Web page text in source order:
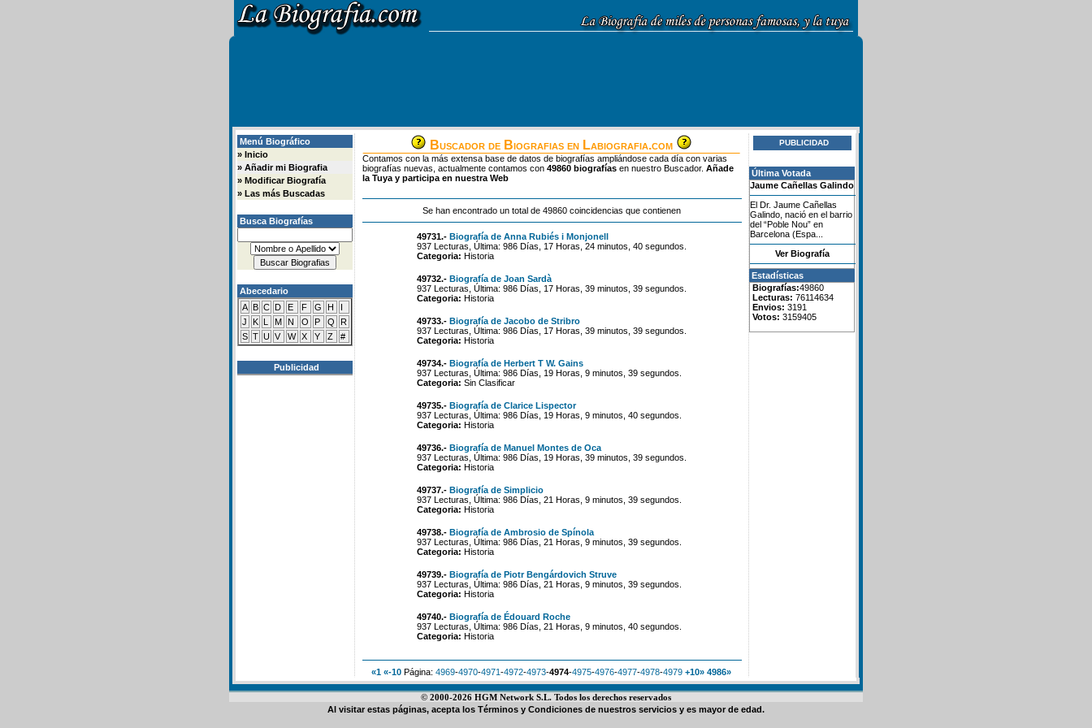
Menú Biográfico
» Inicio
» Añadir mi Biografia
» Modificar Biografía
» Las más Buscadas
Busca Biografías
Abecedario
A B C D E F G H
I
J
K L M N O P Q
R
S T U V W X Y Z #
Publicidad
Buscador de Biografias en Labiografia.com
Contamos con la más extensa base de datos de biografías ampliándose cada día con varias
biografías nuevas, actualmente contamos con 49860 biografías en nuestro Buscador. Añade
la Tuya y participa en nuestra Web
Se han encontrado un total de 49860 coincidencias que contienen
49731.- Biografía de Anna Rubiés i Monjonell
937 Lecturas, Última: 986 Días, 17 Horas, 24 minutos, 40 segundos.
Categoria: Historia
49732.- Biografía de Joan Sardà
937 Lecturas, Última: 986 Días, 17 Horas, 39 minutos, 39 segundos.
Categoria: Historia
49733.- Biografía de Jacobo de Stribro
937 Lecturas, Última: 986 Días, 17 Horas, 39 minutos, 39 segundos.
Categoria: Historia
49734.- Biografía de Herbert T W. Gains
937 Lecturas, Última: 986 Días, 19 Horas, 9 minutos, 39 segundos.
Categoria: Sin Clasificar
49735.- Biografía de Clarice Lispector
937 Lecturas, Última: 986 Días, 19 Horas, 9 minutos, 40 segundos.
Categoria: Historia
49736.- Biografía de Manuel Montes de Oca
937 Lecturas, Última: 986 Días, 19 Horas, 39 minutos, 39 segundos.
Categoria: Historia
49737.- Biografía de Simplicio
937 Lecturas, Última: 986 Días, 21 Horas, 9 minutos, 39 segundos.
Categoria: Historia
49738.- Biografía de Ambrosio de Spínola
937 Lecturas, Última: 986 Días, 21 Horas, 9 minutos, 39 segundos.
Categoria: Historia
49739.- Biografía de Piotr Bengárdovich Struve
937 Lecturas, Última: 986 Días, 21 Horas, 9 minutos, 39 segundos.
Categoria: Historia
49740.- Biografía de Édouard Roche
937 Lecturas, Última: 986 Días, 21 Horas, 9 minutos, 40 segundos.
Categoria: Historia
«1 «-10 Página: 4969-4970-4971-4972-4973-4974-4975-4976-4977-4978-4979 +10» 4986»
PUBLICIDAD
Última Votada
Jaume Cañellas Galindo
El Dr. Jaume Cañellas
Galindo, nació en el barrio
del “Poble Nou” en
Barcelona (Espa...
Ver Biografía
Estadísticas
Biografías:49860
Lecturas: 76114634
Envios: 3191
Votos: 3159405
© 2000-2026 HGM Network S.L. Todos los derechos reservados
Al visitar estas páginas, acepta los Términos y Condiciones de nuestros servicios y es mayor de edad.